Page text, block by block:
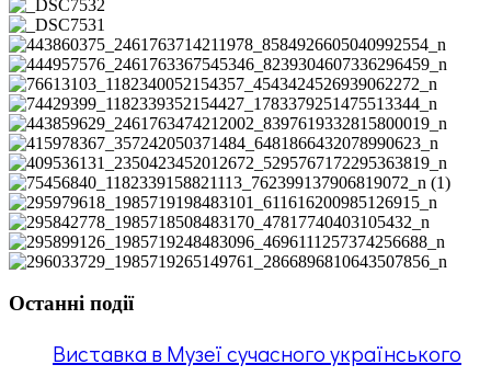
_DSC7532
_DSC7531
443860375_2461763714211978_8584926605040992554_n
444957576_2461763367545346_8239304607336296459_n
76613103_1182340052154357_4543424526939062272_n
74429399_1182339352154427_1783379251475513344_n
443859629_2461763474212002_8397619332815800019_n
415978367_357242050371484_6481866432078990623_n
409536131_2350423452012672_5295767172295363819_n
75456840_1182339158821113_762399137906819072_n
(1)
295979618_1985719198483101_611616200985126915_n
295842778_1985718508483170_47817740403105432_n
295899126_1985719248483096_4696111257374256688_n
Останні події
Виставка в Музеї сучасного українського